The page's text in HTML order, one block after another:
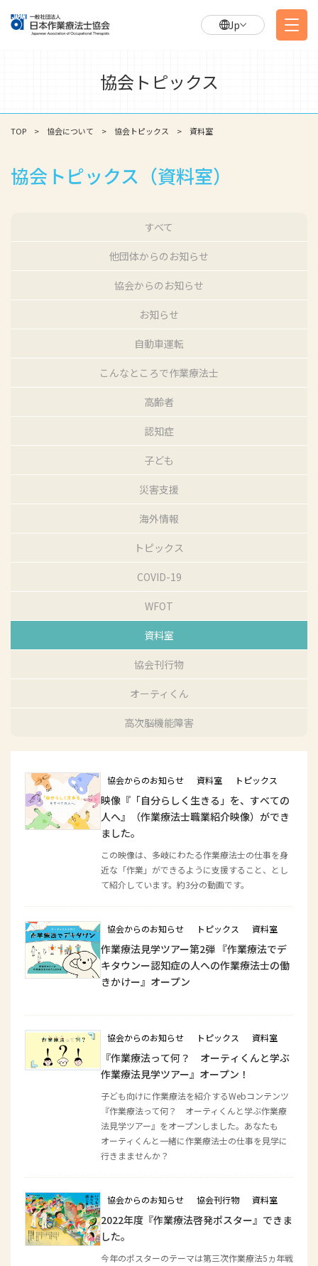
Jp
協会トピックス
TOP 協会について 協会トピックス 資料室
協会トピックス（資料室）
すべて
他団体からのお知らせ
協会からのお知らせ
お知らせ
自動車運転
こんなところで作業療法士
高齢者
認知症
子ども
災害支援
海外情報
トピックス
COVID-19
WFOT
資料室
協会刊行物
オーティくん
高次脳機能障害
協会からのお知らせ 資料室 トピックス
映像『「自分らしく生きる」を、すべての
人へ』（作業療法士職業紹介映像）ができ
ました。
この映像は、多岐にわたる作業療法士の仕事を身
近な「作業」ができるように支援すること、とし
て紹介しています。約3分の動画です。
協会からのお知らせ トピックス 資料室
作業療法見学ツアー第2弾 『作業療法でデ
キタウンー認知症の人への作業療法士の働
きかけー』オープン
協会からのお知らせ トピックス 資料室
『作業療法って何？ オーティくんと学ぶ
作業療法見学ツアー』オープン！
子ども向けに作業療法を紹介するWebコンテンツ
『作業療法って何？ オーティくんと学ぶ作業療
法見学ツアー』をオープンしました。あなたも
オーティくんと一緒に作業療法士の仕事を見学に
行きまませんか？
協会からのお知らせ 協会刊行物 資料室
2022年度『作業療法啓発ポスター』できま
した。
今年のポスターのテーマは第三次作業療法5ヵ年戦